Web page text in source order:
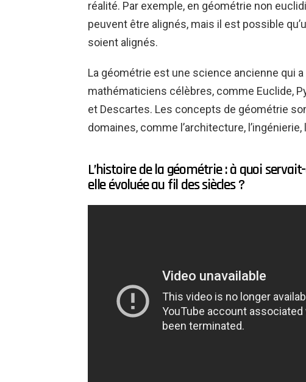
réalité. Par exemple, en géométrie non
peuvent être alignés, mais il est possible
soient alignés.
La géométrie est une science ancienne qui
mathématiciens célèbres, comme Euclide,
et Descartes. Les concepts de géométrie
domaines, comme l’architecture,
L’histoire de la géométrie : à quoi
elle évoluée au fil des siècles ?